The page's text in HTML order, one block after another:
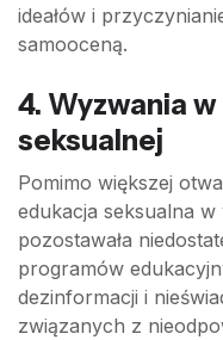
ideałów i
samooceną.
4. Wyzwania
seksualnej
Pomimo większej
edukacja seksualna
pozostawała
programów
dezinformacji i
związanych z